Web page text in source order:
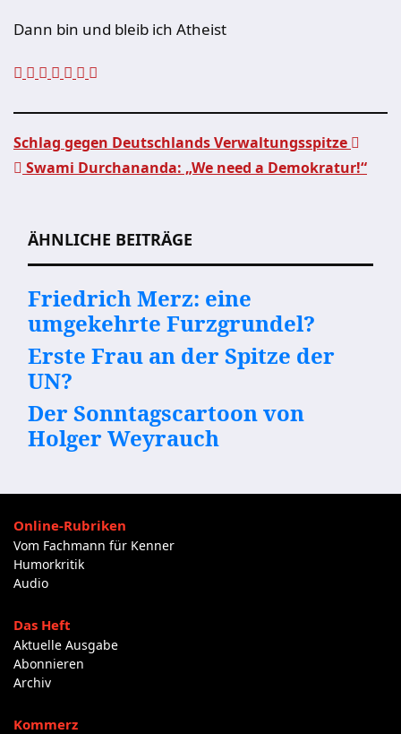
Dann bin und bleib ich Atheist
Schlag gegen Deutschlands Verwaltungsspitze
Swami Durchananda: „We need a Demokratur!“
ÄHNLICHE BEITRÄGE
Friedrich Merz: eine
umgekehrte Furzgrundel?
Erste Frau an der Spitze der
UN?
Der Sonntagscartoon von
Holger Weyrauch
Online-Rubriken
Vom Fachmann für Kenner
Humorkritik
Audio
Das Heft
Aktuelle Ausgabe
Abonnieren
Archiv
Kommerz